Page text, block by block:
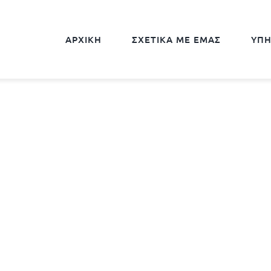
ΑΡΧΙΚΗ ΣΧΕΤΙΚΑ ΜΕ ΕΜΑΣ